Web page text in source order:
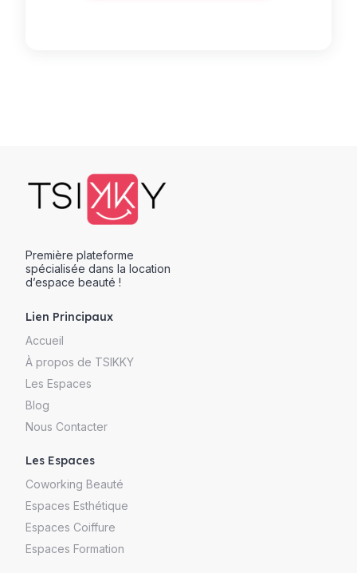
Première plateforme
spécialisée dans la location
d’espace beauté !
Lien Principaux
Accueil
À propos de TSIKKY
Les Espaces
Blog
Nous Contacter
Les Espaces
Coworking Beauté
Espaces Esthétique
Espaces Coiffure
Espaces Formation